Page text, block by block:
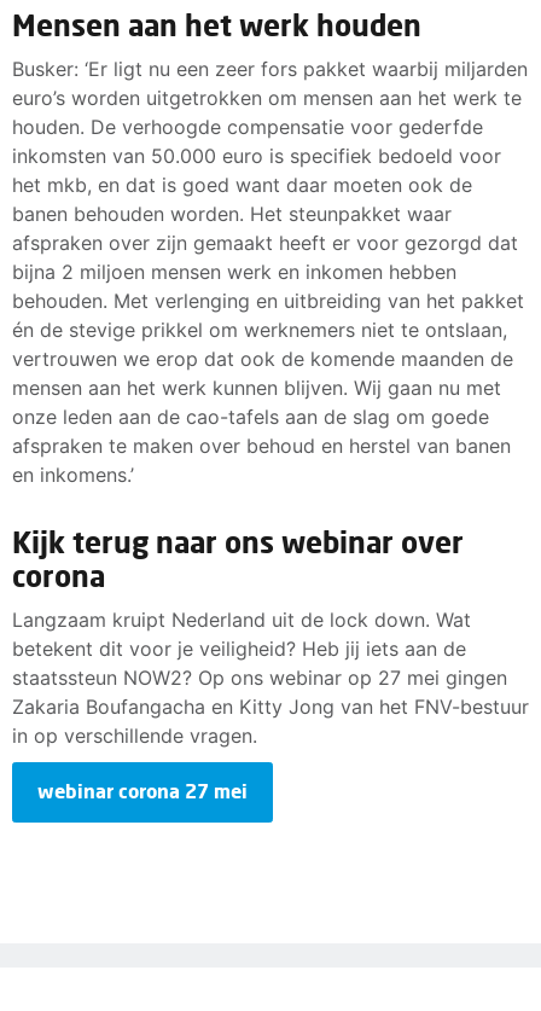
Mensen aan het werk houden
Busker: ‘Er ligt nu een zeer fors pakket waarbij miljarden
euro’s worden uitgetrokken om mensen aan het werk te
houden. De verhoogde compensatie voor gederfde
inkomsten van 50.000 euro is specifiek bedoeld voor
het mkb, en dat is goed want daar moeten ook de
banen behouden worden. Het steunpakket waar
afspraken over zijn gemaakt heeft er voor gezorgd dat
bijna 2 miljoen mensen werk en inkomen hebben
behouden. Met verlenging en uitbreiding van het pakket
én de stevige prikkel om werknemers niet te ontslaan,
vertrouwen we erop dat ook de komende maanden de
mensen aan het werk kunnen blijven. Wij gaan nu met
onze leden aan de cao-tafels aan de slag om goede
afspraken te maken over behoud en herstel van banen
en inkomens.’
Kijk terug naar ons webinar over
corona
Langzaam kruipt Nederland uit de lock down. Wat
betekent dit voor je veiligheid? Heb jij iets aan de
staatssteun NOW2? Op ons webinar op 27 mei gingen
Zakaria Boufangacha en Kitty Jong van het FNV-bestuur
in op verschillende vragen.
webinar corona 27 mei